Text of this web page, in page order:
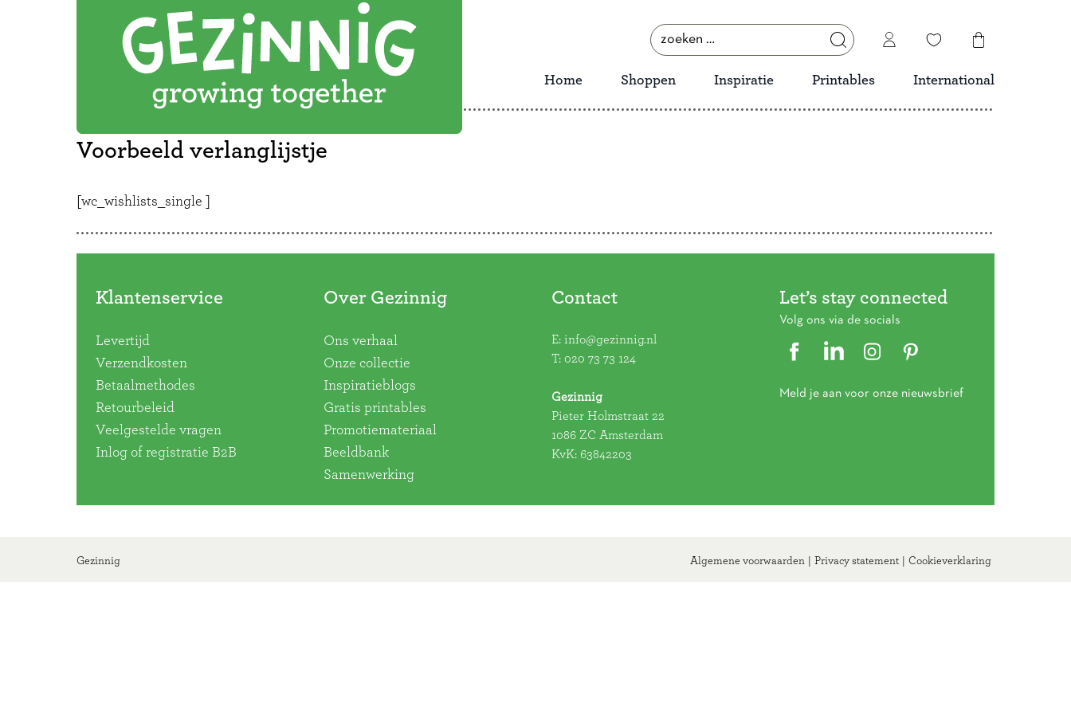
zoeken
naar:
Home Shoppen Inspiratie Printables International
Voorbeeld verlanglijstje
[wc_wishlists_single ]
Klantenservice
Levertijd
Verzendkosten
Betaalmethodes
Retourbeleid
Veelgestelde vragen
Inlog of registratie B2B
Over Gezinnig
Ons verhaal
Onze collectie
Inspiratieblogs
Gratis printables
Promotiemateriaal
Beeldbank
Samenwerking
Contact
E: info@gezinnig.nl
T: 020 73 73 124
Gezinnig
Pieter Holmstraat 22
1086 ZC Amsterdam
KvK: 63842203
Let’s stay connected
Volg ons via de socials
Meld je aan voor onze nieuwsbrief
Gezinnig Algemene voorwaarden Privacy statement Cookieverklaring